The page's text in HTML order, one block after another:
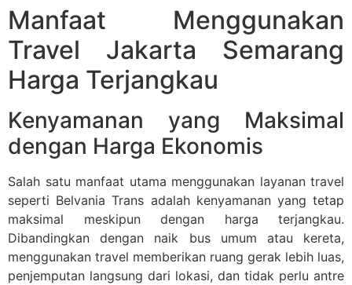
Manfaat Menggunakan
Travel Jakarta Semarang
Harga Terjangkau
Kenyamanan yang Maksimal
dengan Harga Ekonomis
Salah satu manfaat utama menggunakan layanan travel
seperti Belvania Trans adalah kenyamanan yang tetap
maksimal meskipun dengan harga terjangkau.
Dibandingkan dengan naik bus umum atau kereta,
menggunakan travel memberikan ruang gerak lebih luas,
penjemputan langsung dari lokasi, dan tidak perlu antre